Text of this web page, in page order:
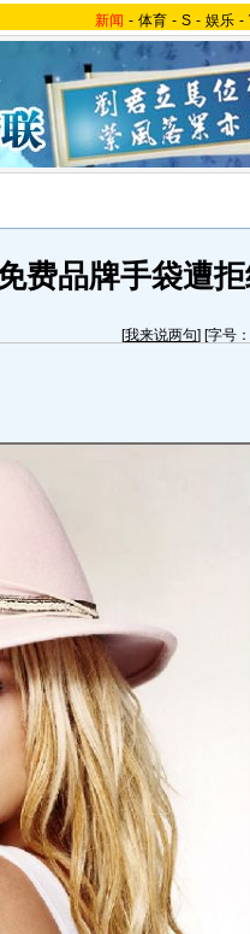
新闻 - 体育 - S - 娱乐 -
费品牌手袋遭
[我来说两句] [字号：